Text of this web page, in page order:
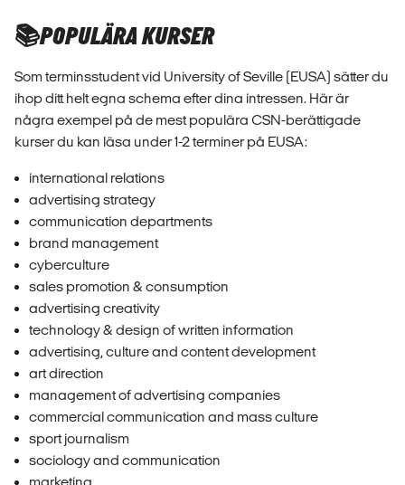
📚POPULÄRA KURSER
Som terminsstudent vid University of Seville (EUSA) sätter du
ihop ditt helt egna schema efter dina intressen. Här är
några exempel på de mest populära CSN-berättigade
kurser du kan läsa under 1-2 terminer på EUSA:
international relations
advertising strategy
communication departments
brand management
cyberculture
sales promotion & consumption
advertising creativity
technology & design of written information
advertising, culture and content development
art direction
management of advertising companies
commercial communication and mass culture
sport journalism
sociology and communication
marketing